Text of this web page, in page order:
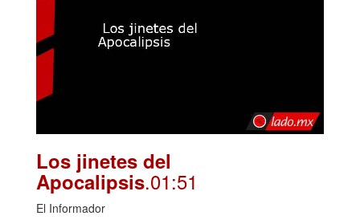
Los jinetes del
Apocalipsis.01:51
El Informador